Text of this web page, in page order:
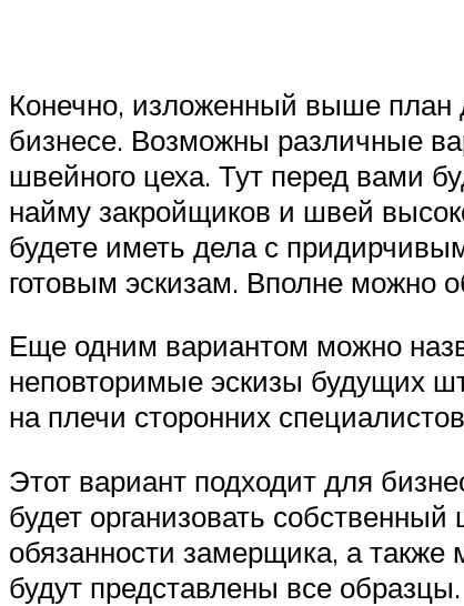
Конечно, изложенный выше план
бизнесе. Возможны различные
швейного цеха. Тут перед вами
найму закройщиков и швей
будете иметь дела с
готовым эскизам. Вполне можно
Еще одним вариантом можно
неповторимые эскизы будущих
на плечи сторонних
Этот вариант подходит для
будет организовать
обязанности замерщика, а
будут представлены все образцы.